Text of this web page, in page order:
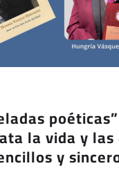
la vida y
y